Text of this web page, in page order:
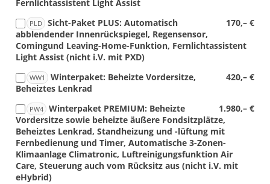
Fernlichtassistent Light Assist
PLD 170,– €
Sicht-Paket PLUS: Automatisch
abblendender Innenrückspiegel, Regensensor,
Comingund Leaving-Home-Funktion, Fernlichtassistent
Light Assist (nicht i.V. mit PXD)
WW1 420,– €
Winterpaket: Beheizte Vordersitze,
Beheiztes Lenkrad
PW4 1.980,– €
Winterpaket PREMIUM: Beheizte
Vordersitze sowie beheizte äußere Fondsitzplätze,
Beheiztes Lenkrad, Standheizung und -lüftung mit
Fernbedienung und Timer, Automatische 3-Zonen-
Klimaanlage Climatronic, Luftreinigungsfunktion Air
Care, Steuerung auch vom Rücksitz aus (nicht i.V. mit
eHybrid)